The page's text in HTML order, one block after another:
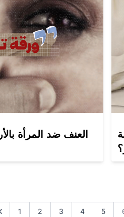
العنف ضد المرأة
1 2 3 4 5